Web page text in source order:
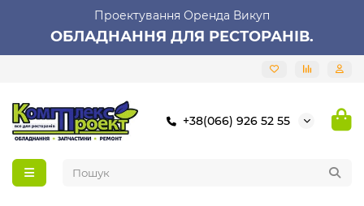
Проектування Оренда Викуп
ОБЛАДНАННЯ ДЛЯ РЕСТОРАНІВ.
+38(066) 926 52 55